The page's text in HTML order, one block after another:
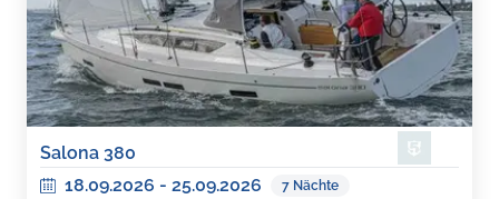
Salona 380
18.09.2026 - 25.09.2026 7 Nächte